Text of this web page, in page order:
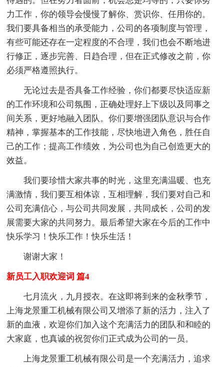
力工作，你的领导会慢慢了解你、赏识你、任用你的。
我们要具备相当的承受能力，公司的各项制度与管理，
有些可能还存在一定程度的不合理，我们也会不断地进
行修正，逐步完善、日趋合理，但在正式修改之前，你
必须严格遵照执行。
无论过去是否具备工作经验，你们都要尽快适应新
的工作环境和公司氛围，正确处理好上下级以及同事之
间关系，更好地融入团队。你们要增强团队意识与合作
精神，掌握基本的工作技能，尽快地进入角色，胜任自
己的工作；提高工作绩效，为公司也为自己创造更大的
效益。
我们要珍惜大家共事的时光，这里充满温暖、也充
满激情，我们要互相体谅，互相理解，我们要对自己和
公司充满信心，与公司共同发展，共同成长，公司的发
展需要大家的共同努力。最后希望大家在今后的工作中
快乐学习！快乐工作！快乐生活！
谢谢大家！
新员工入职欢迎词 篇4
七月流火，九月授衣。在这即将到来的金秋季节，
上海龙景重工机械有限公司又增添了新的活力，注入了
新的血液，欢迎你们加入这个充满活力的团队和和睦的
大家庭，也真诚的祝贺你们正式成为公司的一员。
上海龙景重工机械有限公司是一个充满活力，追求